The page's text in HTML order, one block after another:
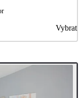
Vybrat